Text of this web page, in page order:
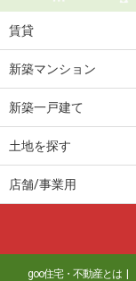
賃貸
新築マンション
新築一戸建て
土地を探す
店舗/事業用
goo住宅・不動産とは